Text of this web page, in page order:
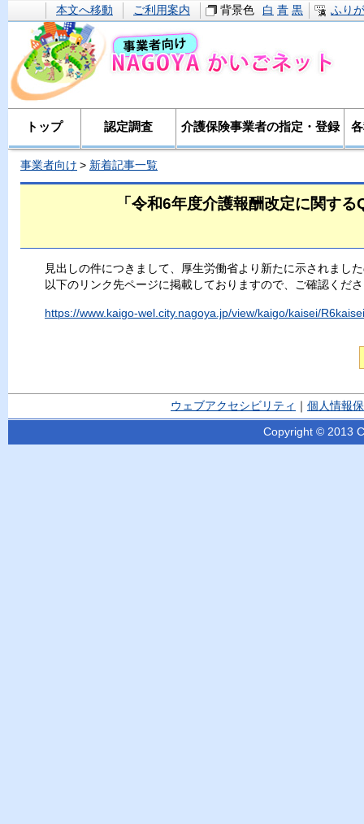
本文へ移動 ご利用案内 背景色 白 青 黒 ふり
トップ 認定調査 介護保険事業者の指定・登録
事業者向け 新着記事一覧
「令和6年度介護報酬改定に関す
見出しの件につきまして、厚生労働省より新たに示されまし
以下のリンク先ページに掲載しておりますので、ご確認くだ
https://www.kaigo-wel.city.nagoya.jp/view/kaigo/kaisei/
ウェブアクセシビリティ 個人情報
Copyright © 2013